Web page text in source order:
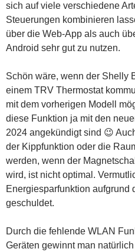
sich auf viele verschiedene
Steuerungen kombinieren
über die Web-App als auch
Android sehr gut zu nutzen.
Schön wäre, wenn der Shelly
einem TRV Thermostat
mit dem vorherigen Modell
diese Funktion ja mit den
2024 angekündigt sind 😉
der Kippfunktion oder die
werden, wenn der
wird, ist nicht optimal.
Energiesparfunktion aufgrund
geschuldet.
Durch die fehlende WLAN
Geräten gewinnt man